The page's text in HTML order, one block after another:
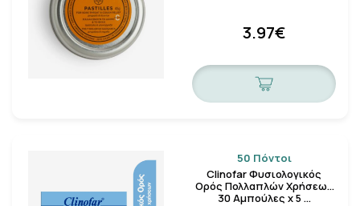
3.97€
50 Πόντοι
Clinofar Φυσιολογικός
Ορός Πολλαπλών Χρήσεων
30 Αμπούλες x 5 …